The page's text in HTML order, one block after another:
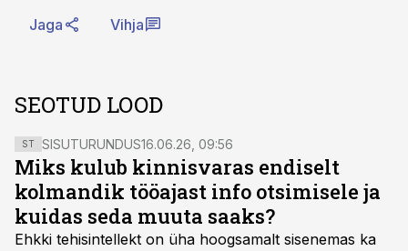
Jaga Vihja
SEOTUD LOOD
ST SISUTURUNDUS16.06.26, 09:56
Miks kulub kinnisvaras endiselt
kolmandik tööajast info otsimisele ja
kuidas seda muuta saaks?
Ehkki tehisintellekt on üha hoogsamalt sisenemas ka